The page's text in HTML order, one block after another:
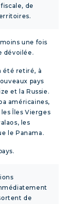
de
une fois
dévoilée.
été retiré, à
pays
et la Russie.
américaines,
Îles Vierges
les
le Panama.
de